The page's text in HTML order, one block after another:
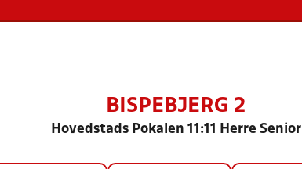
BISPEBJERG 2
Hovedstads Pokalen 11:11 Herre Senior